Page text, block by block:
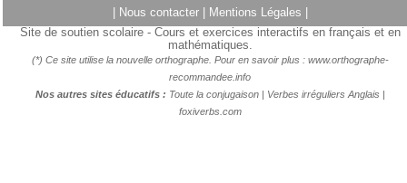
Nous contacter Mentions Légales
Site de soutien scolaire - Cours et exercices interactifs en français et en
mathématiques.
(*) Ce site utilise la nouvelle orthographe. Pour en savoir plus : www.orthographe-
recommandee.info
Nos autres sites éducatifs : Toute la conjugaison| Verbes irréguliers Anglais
foxiverbs.com